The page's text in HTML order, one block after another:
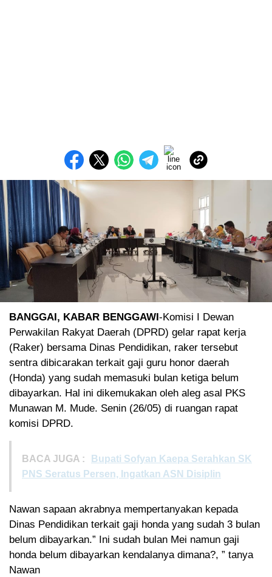
BANGGAI, KABAR BENGGAWI -Komisi I Dewan
Perwakilan Rakyat Daerah (DPRD) gelar rapat kerja
(Raker) bersama Dinas Pendidikan, raker tersebut
sentra dibicarakan terkait gaji guru honor daerah
(Honda) yang sudah memasuki bulan ketiga belum
dibayarkan. Hal ini dikemukakan oleh aleg asal PKS
Munawan M. Mude. Senin (26/05) di ruangan rapat
komisi DPRD.
BACA JUGA :
Bupati Sofyan Kaepa Serahkan SK
PNS Seratus Persen, Ingatkan ASN Disiplin
Nawan sapaan akrabnya mempertanyakan kepada
Dinas Pendidikan terkait gaji honda yang sudah 3 bulan
belum dibayarkan.” Ini sudah bulan Mei namun gaji
honda belum dibayarkan kendalanya dimana?, ” tanya
Nawan